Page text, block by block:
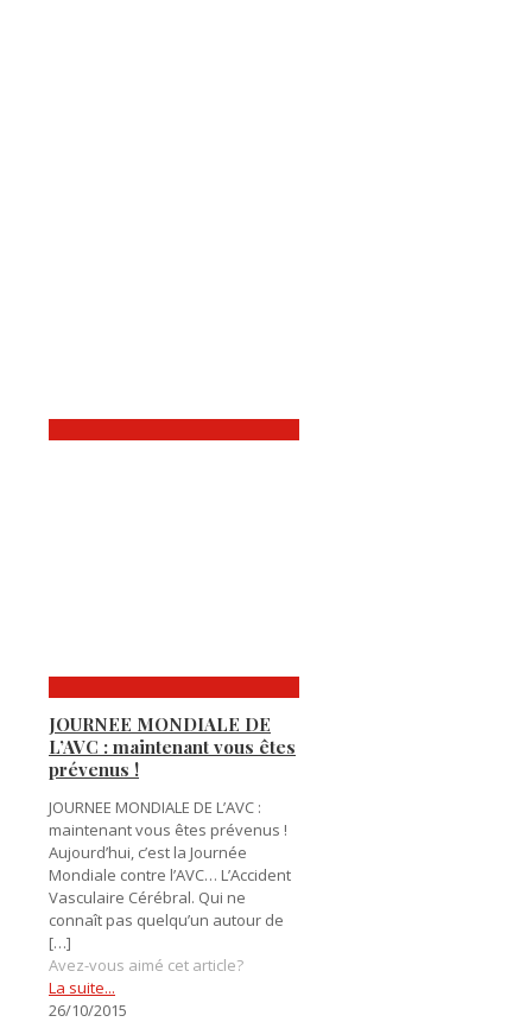
JOURNEE MONDIALE DE
L’AVC : maintenant vous êtes
prévenus !
JOURNEE MONDIALE DE L’AVC :
maintenant vous êtes prévenus !
Aujourd’hui, c’est la Journée
Mondiale contre l’AVC… L’Accident
Vasculaire Cérébral. Qui ne
connaît pas quelqu’un autour de
[…]
Avez-vous aimé cet article?
La suite...
26/10/2015